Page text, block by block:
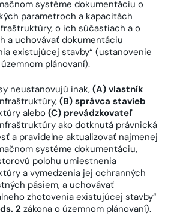
systéme dokumentáciu o
parametroch a kapacitách
o ich súčastiach a o
a uchovávať dokumentáciu
existujúcej stavby“ (ustanovenie
plánovaní).
neustanovujú inak, (A) vlastník
(B) správca stavieb
alebo (C) prevádzkovateľ
ako dotknutá právnická
a pravidelne aktualizovať najmenej
systéme dokumentáciu,
polohu umiestnenia
a vymedzenia jej ochranných
pásiem, a uchovávať
zhotovenia existujúcej stavby“
2 zákona o územnom plánovaní).